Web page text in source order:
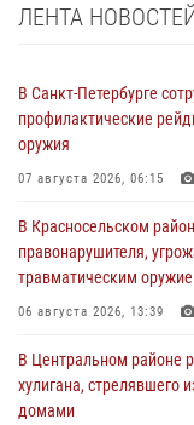
ЛЕНТА
В Санкт-Петербурге
профилактические
оружия
07 августа 2026, 06:15
В Красносельском
правонарушителя,
травматическим
06 августа 2026, 13:39
В Центральном районе
хулигана, стрелявшего
домами